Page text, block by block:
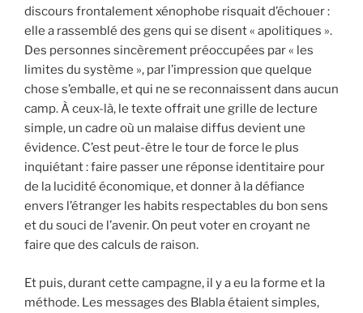
discours frontalement xénophobe risquait d’échouer :
elle a rassemblé des gens qui se disent « apolitiques ».
Des personnes sincèrement préoccupées par « les
limites du système », par l’impression que quelque
chose s’emballe, et qui ne se reconnaissent dans aucun
camp. À ceux-là, le texte offrait une grille de lecture
simple, un cadre où un malaise diffus devient une
évidence. C’est peut-être le tour de force le plus
inquiétant : faire passer une réponse identitaire pour
de la lucidité économique, et donner à la défiance
envers l’étranger les habits respectables du bon sens
et du souci de l’avenir. On peut voter en croyant ne
faire que des calculs de raison.
Et puis, durant cette campagne, il y a eu la forme et la
méthode. Les messages des Blabla étaient simples,